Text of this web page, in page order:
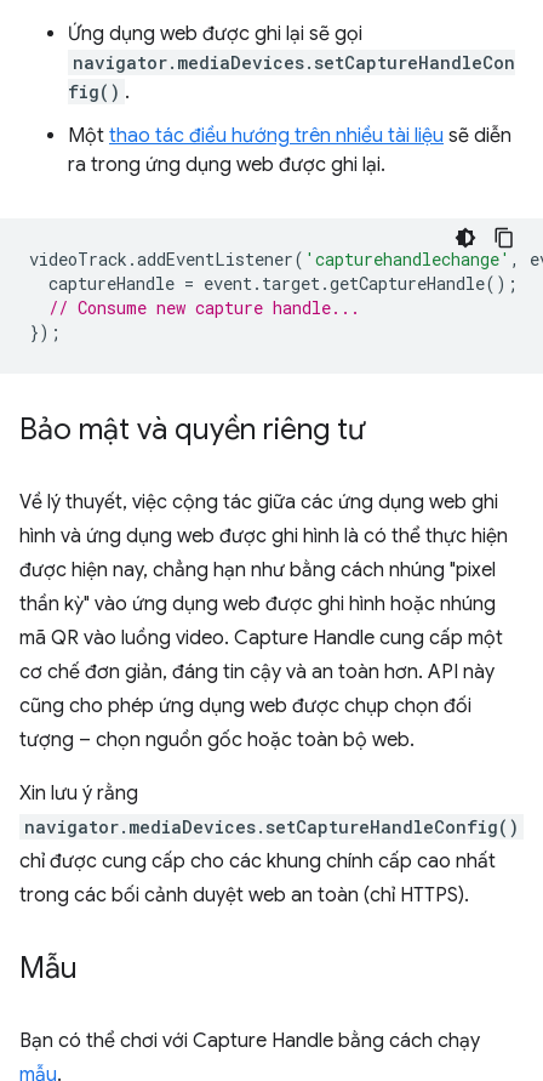
Ứng dụng web được ghi lại sẽ gọi
navigator.mediaDevices.setCaptureHandleCon
fig() .
Một thao tác điều hướng trên nhiều tài liệu sẽ diễn
ra trong ứng dụng web được ghi lại.
videoTrack .addEventListener( 'capturehandlechange' ,
captureHandle = event . target .getCaptureHandle();
// Consume new capture handle...
});
Bảo mật và quyền riêng tư
Về lý thuyết, việc cộng tác giữa các ứng dụng web ghi
hình và ứng dụng web được ghi hình là có thể thực hiện
được hiện nay, chẳng hạn như bằng cách nhúng "pixel
thần kỳ" vào ứng dụng web được ghi hình hoặc nhúng
mã QR vào luồng video. Capture Handle cung cấp một
cơ chế đơn giản, đáng tin cậy và an toàn hơn. API này
cũng cho phép ứng dụng web được chụp chọn đối
tượng – chọn nguồn gốc hoặc toàn bộ web.
Xin lưu ý rằng
navigator.mediaDevices.setCaptureHandleConfig()
chỉ được cung cấp cho các khung chính cấp cao nhất
trong các bối cảnh duyệt web an toàn (chỉ HTTPS).
Mẫu
Bạn có thể chơi với Capture Handle bằng cách chạy
mẫu.